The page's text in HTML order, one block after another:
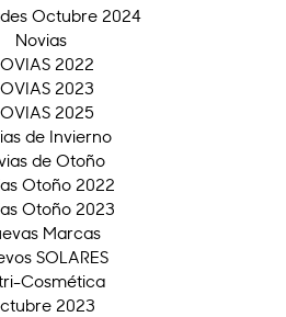
Octubre 2024
Novias
2022
2023
2025
de Invierno
de Otoño
Otoño 2022
Otoño 2023
Marcas
SOLARES
Cosmética
2023